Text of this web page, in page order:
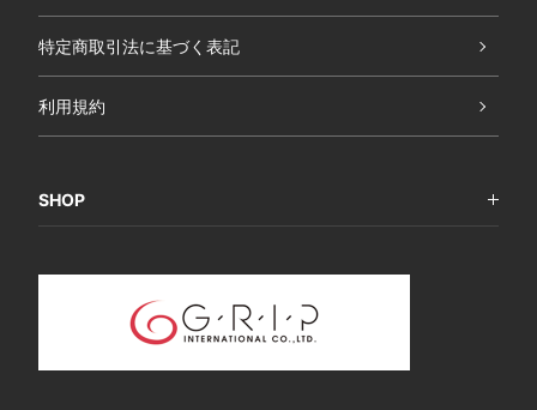
特定商取引法に基づく表記
利用規約
SHOP